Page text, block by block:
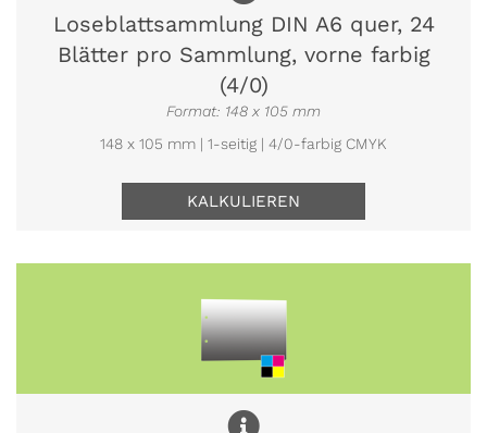
Loseblattsammlung DIN A6 quer, 24
Blätter pro Sammlung, vorne farbig
(4/0)
Format: 148 x 105 mm
148 x 105 mm | 1-seitig | 4/0-farbig CMYK
KALKULIEREN